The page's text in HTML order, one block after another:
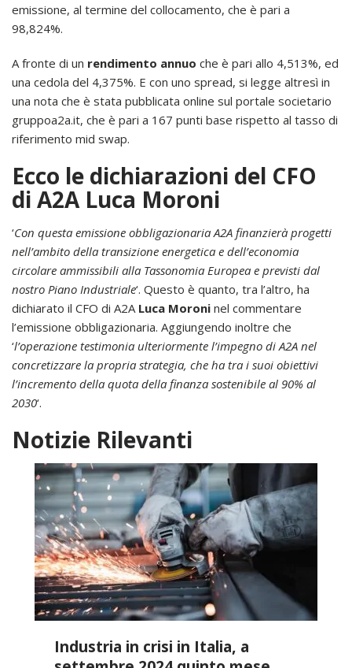
emissione, al termine del collocamento, che è pari a
98,824%.
A fronte di un rendimento annuo che è pari allo 4,513%, ed
una cedola del 4,375%. E con uno spread, si legge altresì in
una nota che è stata pubblicata online sul portale societario
gruppoa2a.it, che è pari a 167 punti base rispetto al tasso di
riferimento mid swap.
Ecco le dichiarazioni del CFO
di A2A Luca Moroni
‘Con questa emissione obbligazionaria A2A finanzierà progetti
nell’ambito della transizione energetica e dell’economia
circolare ammissibili alla Tassonomia Europea e previsti dal
nostro Piano Industriale‘. Questo è quanto, tra l’altro, ha
dichiarato il CFO di A2A Luca Moroni nel commentare
l’emissione obbligazionaria. Aggiungendo inoltre che
‘l’operazione testimonia ulteriormente l’impegno di A2A nel
concretizzare la propria strategia, che ha tra i suoi obiettivi
l’incremento della quota della finanza sostenibile al 90% al
2030‘.
Notizie Rilevanti
Industria in crisi in Italia, a